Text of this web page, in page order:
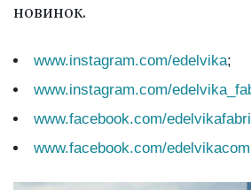
новинок.
www.instagram.com/edelvika;
www.instagram.com/
www.facebook.com/
www.facebook.com/edelvikacom